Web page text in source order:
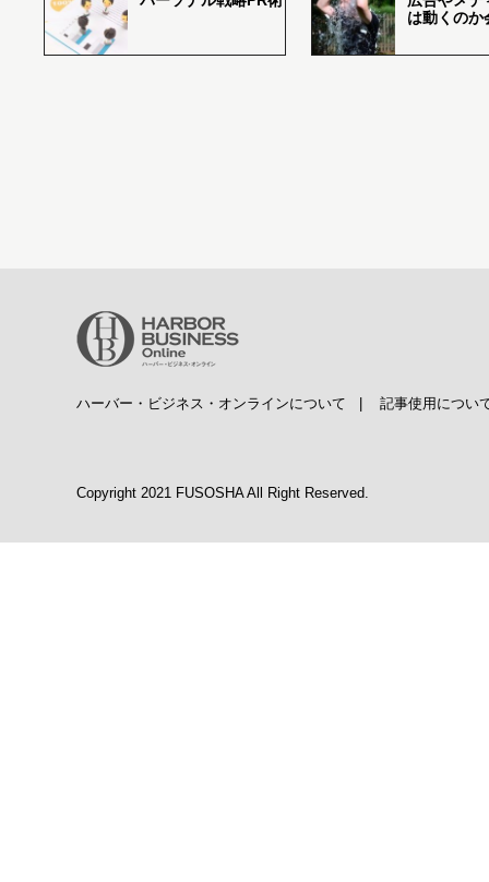
は動くのか
ハーバー・ビジネス・オンラインについて 記事使用につい
Copyright 2021 FUSOSHA All Right Reserved.